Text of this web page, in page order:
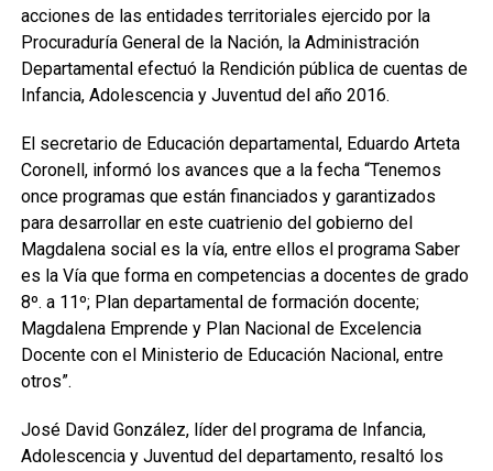
acciones de las entidades territoriales ejercido por la
Procuraduría General de la Nación, la Administración
Departamental efectuó la Rendición pública de cuentas de
Infancia, Adolescencia y Juventud del año 2016.
El secretario de Educación departamental, Eduardo Arteta
Coronell, informó los avances que a la fecha “Tenemos
once programas que están financiados y garantizados
para desarrollar en este cuatrienio del gobierno del
Magdalena social es la vía, entre ellos el programa Saber
es la Vía que forma en competencias a docentes de grado
8º. a 11º; Plan departamental de formación docente;
Magdalena Emprende y Plan Nacional de Excelencia
Docente con el Ministerio de Educación Nacional, entre
otros”.
José David González, líder del programa de Infancia,
Adolescencia y Juventud del departamento, resaltó los